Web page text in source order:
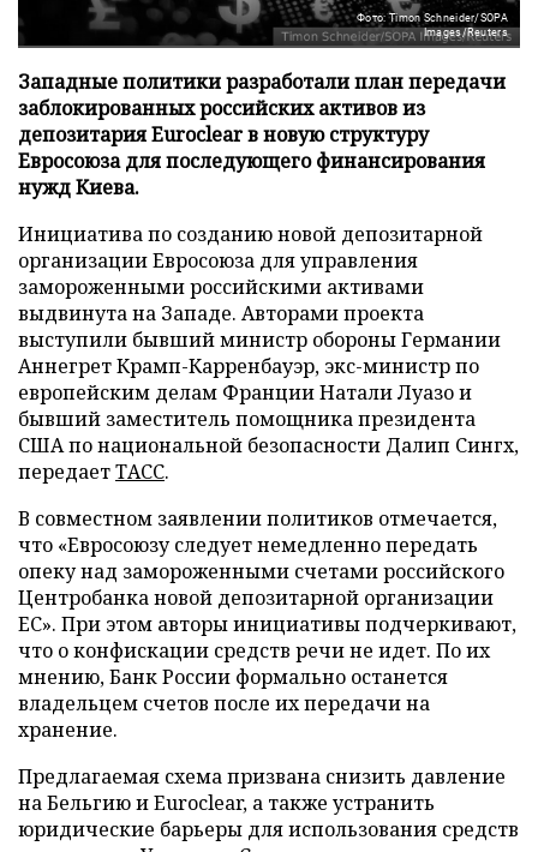
Фото: Timon Schneider/SOPA
Images/Reuters
Западные политики разработали план передачи
заблокированных российских активов из
депозитария Euroclear в новую структуру
Евросоюза для последующего финансирования
нужд Киева.
Инициатива по созданию новой депозитарной
организации Евросоюза для управления
замороженными российскими активами
выдвинута на Западе. Авторами проекта
выступили бывший министр обороны Германии
Аннегрет Крамп-Карренбауэр, экс-министр по
европейским делам Франции Натали Луазо и
бывший заместитель помощника президента
США по национальной безопасности Далип Сингх,
передаетТАСС.
В совместном заявлении политиков отмечается,
что «Евросоюзу следует немедленно передать
опеку над замороженными счетами российского
Центробанка новой депозитарной организации
ЕС». При этом авторы инициативы подчеркивают,
что о конфискации средств речи не идет. По их
мнению, Банк России формально останется
владельцем счетов после их передачи на
хранение.
Предлагаемая схема призвана снизить давление
на Бельгию и Euroclear, а также устранить
юридические барьеры для использования средств